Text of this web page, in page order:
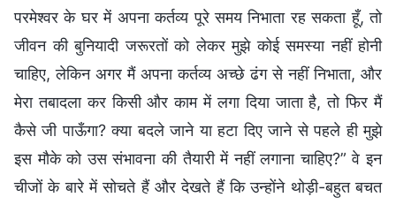
परमेश्वर के घर में अपना कर्तव्य पूरे समय निभाता रह सकता हूँ, तो
जीवन की बुनियादी जरूरतों को लेकर मुझे कोई समस्या नहीं होनी
चाहिए, लेकिन अगर मैं अपना कर्तव्य अच्छे ढंग से नहीं निभाता, और
मेरा तबादला कर किसी और काम में लगा दिया जाता है, तो फिर मैं
कैसे जी पाऊँगा? क्या बदले जाने या हटा दिए जाने से पहले ही मुझे
इस मौके को उस संभावना की तैयारी में नहीं लगाना चाहिए?” वे इन
चीजों के बारे में सोचते हैं और देखते हैं कि उन्होंने थोड़ी-बहुत बचत